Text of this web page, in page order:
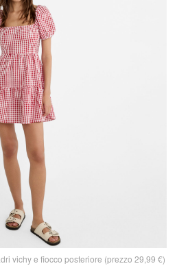
vichy e fiocco posteriore (prezzo 29,99 €)